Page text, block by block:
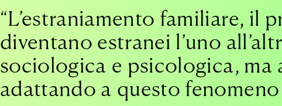
“L’estraniamento familiare, il
diventano estranei l’uno
sociologica e psicologica,
adattando a questo fenomeno